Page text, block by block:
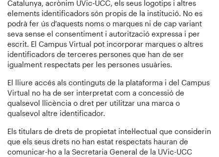
Catalunya, acrònim UVic-UCC, els seus logotips i altres
elements identificadors són propis de la institució. No es
podrà fer ús d'aquests noms o marques ni de cap variant
seva sense el consentiment i autorització expressa i per
escrit. El Campus Virtual pot incorporar marques o altres
identificadors de terceres persones que han de ser
igualment respectats per les persones usuàries.
El lliure accés als continguts de la plataforma i del Campus
Virtual no ha de ser interpretat com a concessió de
qualsevol llicència o dret per utilitzar una marca o
qualsevol altre identificador.
Els titulars de drets de propietat intel·lectual que considerin
que els seus drets no han estat respectats hauran de
comunicar-ho a la Secretaria General de la UVic-UCC